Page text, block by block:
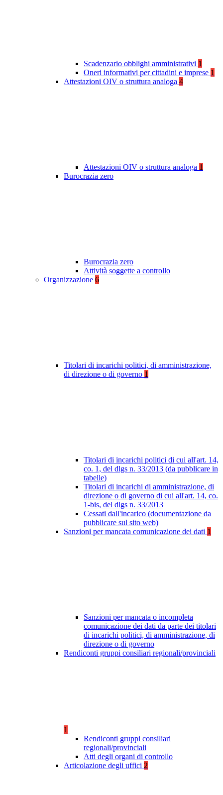
Scadenzario obblighi amministrativi 1
Oneri informativi per cittadini e imprese 1
Attestazioni OIV o struttura analoga 4
Attestazioni OIV o struttura analoga 1
Burocrazia zero
Burocrazia zero
Attività soggette a controllo
Organizzazione 6
Titolari di incarichi politici, di amministrazione,
di direzione o di governo 1
Titolari di incarichi politici di cui all'art. 14,
co. 1, del dlgs n. 33/2013 (da pubblicare in
tabelle)
Titolari di incarichi di amministrazione, di
direzione o di governo di cui all'art. 14, co.
1-bis, del dlgs n. 33/2013
Cessati dall'incarico (documentazione da
pubblicare sul sito web)
Sanzioni per mancata comunicazione dei dati 1
Sanzioni per mancata o incompleta
comunicazione dei dati da parte dei titolari
di incarichi politici, di amministrazione, di
direzione o di governo
Rendiconti gruppi consiliari regionali/provinciali
1
Rendiconti gruppi consiliari
regionali/provinciali
Atti degli organi di controllo
Articolazione degli uffici 2